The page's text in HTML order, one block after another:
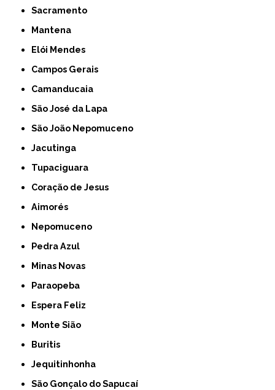
Sacramento
Mantena
Elói Mendes
Campos Gerais
Camanducaia
São José da Lapa
São João Nepomuceno
Jacutinga
Tupaciguara
Coração de Jesus
Aimorés
Nepomuceno
Pedra Azul
Minas Novas
Paraopeba
Espera Feliz
Monte Sião
Buritis
Jequitinhonha
São Gonçalo do Sapucaí